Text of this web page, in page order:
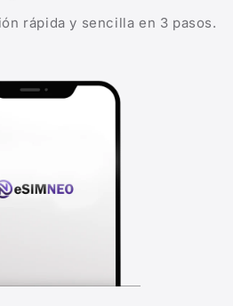
rápida y sencilla en 3 pasos.